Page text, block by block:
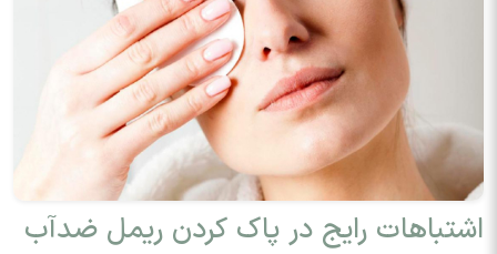
اشتباهات رایج در پاک کردن ریمل ضد‌آب